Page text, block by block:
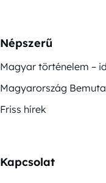
Népszerű
Magyar történelem –
Magyarország
Friss hírek
Kapcsolat